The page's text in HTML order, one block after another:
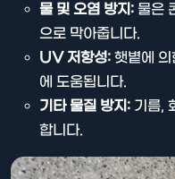
물 및 오염 방지: 물은
으로 막아줍니다.
UV 저항성: 햇볕에 의
에 도움됩니다.
기타 물질 방지: 기름,
합니다.